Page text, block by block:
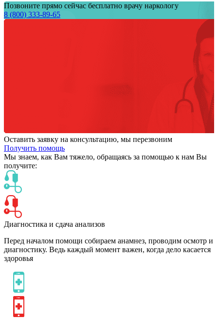
Позвоните прямо сейчас бесплатно врачу наркологу
8 (800) 333-89-65
Оставить заявку на консультацию, мы перезвоним
Получить помощь
Мы знаем, как Вам тяжело, обращаясь за помощью к нам Вы
получите:
Диагностика и сдача анализов
Перед началом помощи собираем анамнез, проводим осмотр и
диагностику. Ведь каждый момент важен, когда дело касается
здоровья